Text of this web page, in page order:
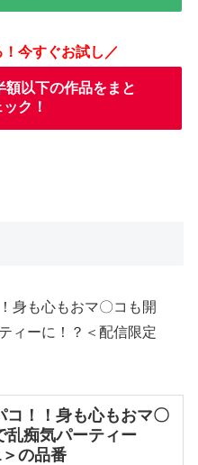
今すぐお試し／
額以下の作品をまと
ク！
身も心もおマ〇コも開
ィーに！？＜配信限定
コ！！身も心もおマ〇
乱痴気パーティー
の品番